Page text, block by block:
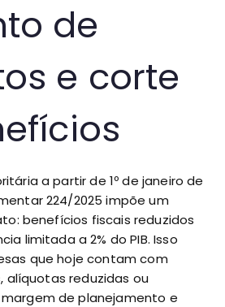
de
e corte
a partir de 1º de janeiro de
224/2025 impõe um
benefícios fiscais reduzidos
limitada a 2% do PIB. Isso
que hoje contam com
alíquotas reduzidas ou
de planejamento e